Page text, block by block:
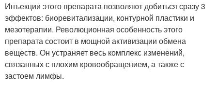
Инъекции этого препарата позволяют добиться сразу 3
эффектов: биоревитализации, контурной пластики и
мезотерапии. Революционная особенность этого
препарата состоит в мощной активизации обмена
веществ. Он устраняет весь комплекс изменений,
связанных с плохим кровообращением, а также с
застоем лимфы.